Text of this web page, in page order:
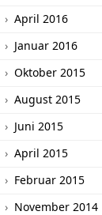
April 2016
Januar 2016
Oktober 2015
August 2015
Juni 2015
April 2015
Februar 2015
November 2014